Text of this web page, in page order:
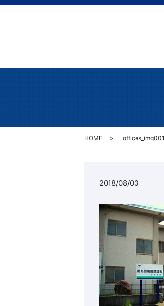
HOME offices_img001
2018/08/03